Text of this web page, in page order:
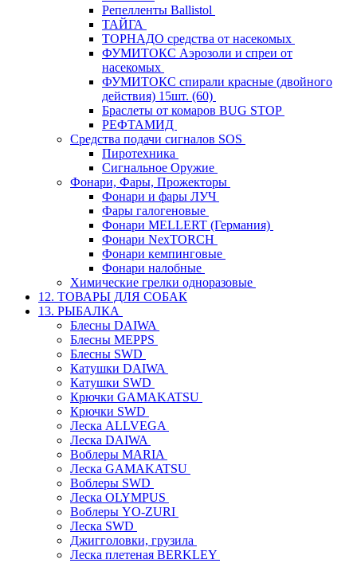
Репелленты Ballistol
ТАЙГА
ТОРНАДО средства от насекомых
ФУМИТОКС Аэрозоли и спреи от
насекомых
ФУМИТОКС спирали красные (двойного
действия) 15шт. (60)
Браслеты от комаров BUG STOP
РЕФТАМИД
Средства подачи сигналов SOS
Пиротехника
Сигнальное Оружие
Фонари, Фары, Прожекторы
Фонари и фары ЛУЧ
Фары галогеновые
Фонари MELLERT (Германия)
Фонари NexTORCH
Фонари кемпинговые
Фонари налобные
Химические грелки одноразовые
12. ТОВАРЫ ДЛЯ СОБАК
13. РЫБАЛКА
Блесны DAIWA
Блесны MEPPS
Блесны SWD
Катушки DAIWA
Катушки SWD
Крючки GAMAKATSU
Крючки SWD
Леска ALLVEGA
Леска DAIWA
Воблеры MARIA
Леска GAMAKATSU
Воблеры SWD
Леска OLYMPUS
Воблеры YO-ZURI
Леска SWD
Джигголовки, грузила
Леска плетеная BERKLEY